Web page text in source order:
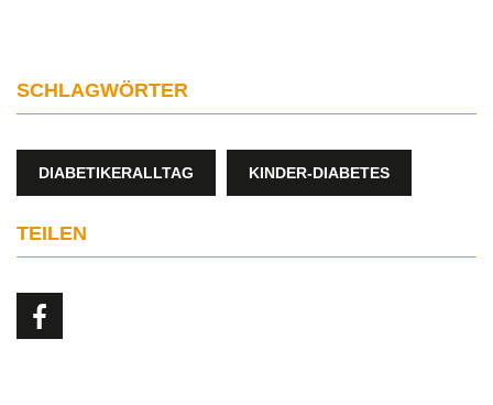
SCHLAGWÖRTER
DIABETIKERALLTAG KINDER-DIABETES
TEILEN